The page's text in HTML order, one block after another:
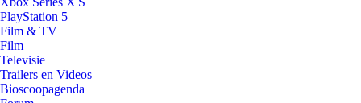
PlayStation 5
Film & TV
Film
Televisie
Trailers en Videos
Bioscoopagenda